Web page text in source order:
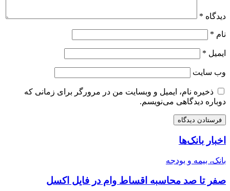
دیدگاه *
نام *
ایمیل *
وب‌ سایت
ذخیره نام، ایمیل و وبسایت من در مرورگر برای زمانی که
دوباره دیدگاهی می‌نویسم.
اخبار بانک‌ها
بانک، بیمه و بودجه
صفر تا صد محاسبه اقساط وام در فایل اکسل